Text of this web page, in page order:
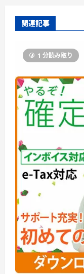
関連記事
1 分読み取り